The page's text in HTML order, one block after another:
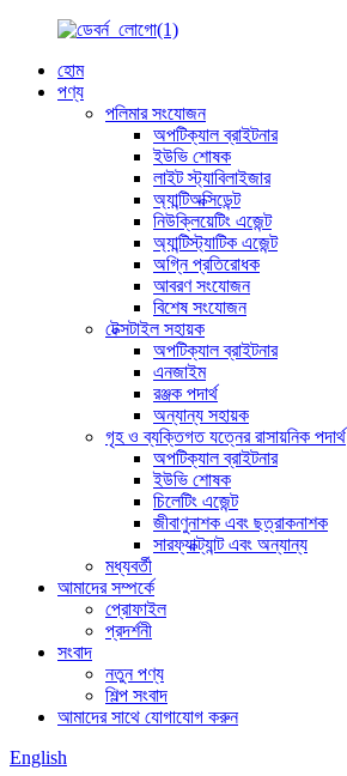
হোম
পণ্য
পলিমার সংযোজন
অপটিক্যাল ব্রাইটনার
ইউভি শোষক
লাইট স্ট্যাবিলাইজার
অ্যান্টিঅক্সিডেন্ট
নিউক্লিয়েটিং এজেন্ট
অ্যান্টিস্ট্যাটিক এজেন্ট
অগ্নি প্রতিরোধক
আবরণ সংযোজন
বিশেষ সংযোজন
টেক্সটাইল সহায়ক
অপটিক্যাল ব্রাইটনার
এনজাইম
রঞ্জক পদার্থ
অন্যান্য সহায়ক
গৃহ ও ব্যক্তিগত যত্নের রাসায়নিক পদার্থ
অপটিক্যাল ব্রাইটনার
ইউভি শোষক
চিলেটিং এজেন্ট
জীবাণুনাশক এবং ছত্রাকনাশক
সারফ্যাক্ট্যান্ট এবং অন্যান্য
মধ্যবর্তী
আমাদের সম্পর্কে
প্রোফাইল
প্রদর্শনী
সংবাদ
নতুন পণ্য
শিল্প সংবাদ
আমাদের সাথে যোগাযোগ করুন
English